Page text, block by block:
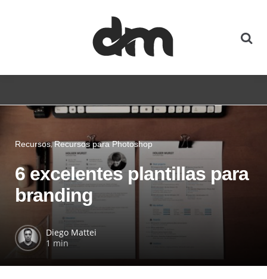
Recursos Recursos para Photoshop
6 excelentes plantillas para
branding
Diego Mattei
1 min